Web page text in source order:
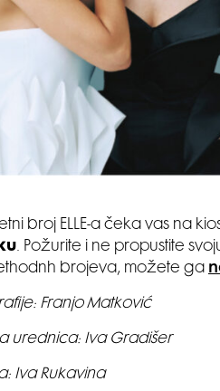
broj ELLE-a čeka vas na
. Požurite i ne propustite
brojeva, možete ga
Franjo Matković
urednica: Iva Gradišer
Iva Rukavina